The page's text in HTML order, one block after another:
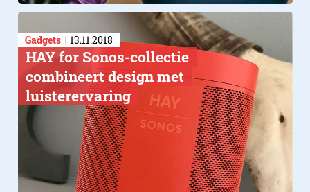
Gadgets 13.11.2018
HAY for Sonos-collectie
combineert design​ met
luisterervaring​